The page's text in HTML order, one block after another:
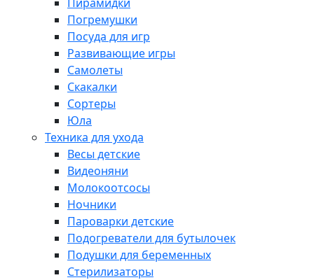
Погремушки
Посуда для игр
Развивающие игры
Самолеты
Скакалки
Сортеры
Юла
Техника для ухода
Весы детские
Видеоняни
Молокоотсосы
Ночники
Пароварки детские
Подогреватели для бутылочек
Подушки для беременных
Стерилизаторы